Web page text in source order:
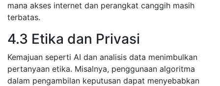
mana akses internet dan perangkat canggih masih
terbatas.
4.3 Etika dan Privasi
Kemajuan seperti AI dan analisis data menimbulkan
pertanyaan etika. Misalnya, penggunaan algoritma
dalam pengambilan keputusan dapat menyebabkan